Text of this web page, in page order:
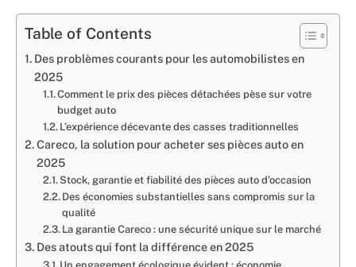
Table of Contents
Des problèmes courants pour les automobilistes en
2025
Comment le prix des pièces détachées pèse sur votre
budget auto
L’expérience décevante des casses traditionnelles
Careco, la solution pour acheter ses pièces auto en
2025
Stock, garantie et fiabilité des pièces auto d’occasion
Des économies substantielles sans compromis sur la
qualité
La garantie Careco : une sécurité unique sur le marché
Des atouts qui font la différence en 2025